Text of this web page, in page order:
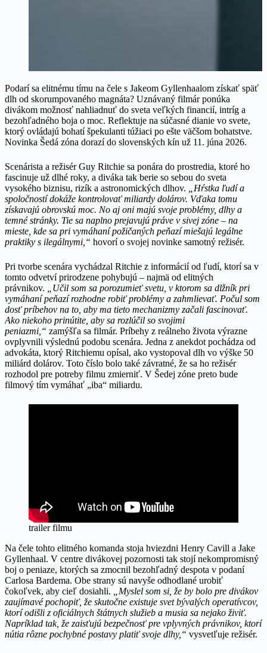
Podarí sa elitnému tímu na čele s Jakeom Gyllenhaalom získať späť
dlh od skorumpovaného magnáta? Uznávaný filmár ponúka
divákom možnosť nahliadnuť do sveta veľkých financií, intríg a
bezohľadného boja o moc. Reflektuje na súčasné dianie vo svete,
ktorý ovládajú bohatí špekulanti túžiaci po ešte väčšom bohatstve.
Novinka Šedá zóna dorazí do slovenských kín už 11. júna 2026.
Scenárista a režisér Guy Ritchie sa ponára do prostredia, ktoré ho
fascinuje už dlhé roky, a diváka tak berie so sebou do sveta
vysokého biznisu, rizík a astronomických dlhov.
„Hŕstka ľudí a
spoločností dokáže kontrolovať miliardy dolárov. Vďaka tomu
získavajú obrovskú moc. No aj oni majú svoje problémy, dlhy a
temné stránky. Tie sa naplno prejavujú práve v sivej zóne – na
mieste, kde sa pri vymáhaní požičaných peňazí miešajú legálne
praktiky s ilegálnymi,“ hovorí o svojej novinke samotný režisér.
Pri tvorbe scenára vychádzal Ritchie z informácií od ľudí, ktorí sa v
tomto odvetví prirodzene pohybujú – najmä od elitných
právnikov.
„Učil som sa porozumieť svetu, v ktorom sa dlžník pri
vymáhaní peňazí rozhodne robiť problémy a zahmlievať. Počul som
dosť príbehov na to, aby ma tieto mechanizmy začali fascinovať.
Ako niekoho prinútite, aby sa rozlúčil so svojimi
peniazmi,“ zamýšľa sa filmár. Príbehy z reálneho života výrazne
ovplyvnili výslednú podobu scenára. Jedna z anekdot pochádza od
advokáta, ktorý Ritchiemu opísal, ako vystopoval dlh vo výške 50
miliárd dolárov. Toto číslo bolo také závratné, že sa ho režisér
rozhodol pre potreby filmu zmierniť. V Šedej zóne preto bude
filmový tím vymáhať „iba“ miliardu.
trailer filmu
Na čele tohto elitného komanda stoja hviezdni Henry Cavill a Jake
Gyllenhaal. V centre divákovej pozornosti tak stojí nekompromisný
boj o peniaze, ktorých sa zmocnil bezohľadný despota v podaní
Carlosa Bardema. Obe strany sú navyše odhodlané urobiť
čokoľvek, aby cieľ dosiahli.
„Myslel som si, že by bolo pre divákov
zaujímavé pochopiť, že skutočne existuje svet bývalých operatívcov,
ktorí odišli z oficiálnych štátnych služieb a musia sa nejako živiť.
Napríklad tak, že zaisťujú bezpečnosť pre vplyvných právnikov, ktorí
nútia rôzne pochybné postavy platiť svoje dlhy,“ vysvetľuje režisér.